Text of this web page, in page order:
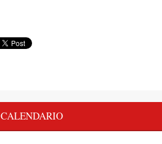
CALENDARIO